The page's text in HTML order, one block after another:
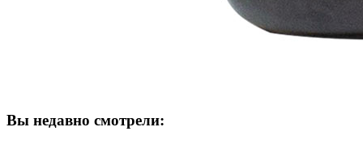
Вы недавно смотрели: